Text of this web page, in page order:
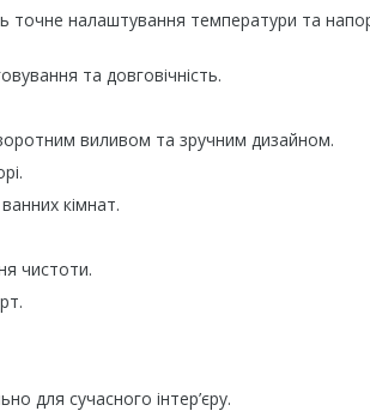
точне налаштування температури та
та довговічність.
виливом та зручним дизайном.
кімнат.
чистоти.
для сучасного інтер’єру.